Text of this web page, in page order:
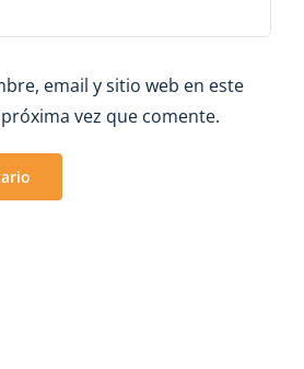
email y sitio web en este
vez que comente.